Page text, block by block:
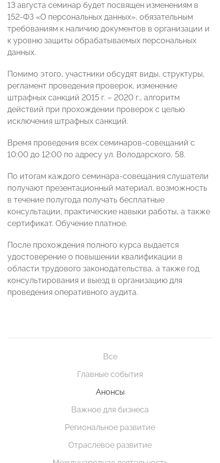
13 августа семинар будет посвящен изменениям в
152-ФЗ «О персональных данных», обязательным
требованиям к наличию документов в организации и
к уровню защиты обрабатываемых персональных
данных.
Помимо этого, участники обсудят виды, структуры,
регламент проведения проверок, изменение
штрафных санкций 2015 г. – 2020 г., алгоритм
действий при прохождении проверок с целью
исключения штрафных санкций.
Время проведения всех семинаров-совещаний с
10:00 до 12:00 по адресу ул. Володарского, 58.
По итогам каждого семинара-совещания слушатели
получают презентационный материал, возможность
в течение полугода получать бесплатные
консультации, практические навыки работы, а также
сертификат. Обучение платное.
После прохождения полного курса выдается
удостоверение о повышении квалификации в
области трудового законодательства, а также год
консультирования и выезд в организацию для
проведения оперативного аудита.
Все
Главные события
Анонсы
Важное для бизнеса
Региональное развитие
Отраслевое развитие